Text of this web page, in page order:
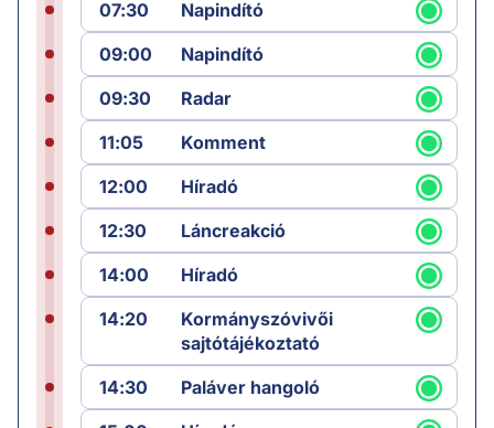
07:30
Napindító
09:00
Napindító
09:30
Radar
11:05
Komment
12:00
Híradó
12:30
Láncreakció
14:00
Híradó
14:20
Kormányszóvivői
sajtótájékoztató
14:30
Paláver hangoló